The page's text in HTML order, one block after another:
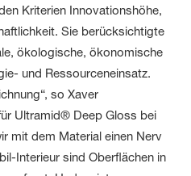
Kriterien Innovationshöhe,
Sie berücksichtigte
ökologische, ökonomische
und Ressourceneinsatz.
so Xaver
Ultramid® Deep Gloss bei
mit dem Material einen Nerv
Interieur sind Oberflächen in